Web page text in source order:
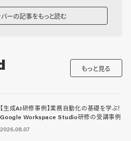
ーの記事をもっと読む
もっと見る
【生成AI研修事例】業務自動化の基礎を学ぶ！
Google Workspace Studio研修の受講事例
2026.08.07